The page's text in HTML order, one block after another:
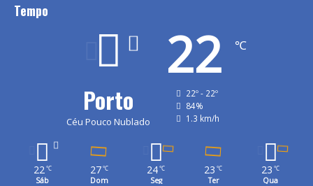
Tempo
Porto
Céu Pouco Nublado
22 ℃
22º - 22º
84%
1.3 km/h
22 ℃
Sáb
27 ℃
Dom
24℃
Seg
23 ℃
Ter
23 ℃
Qua